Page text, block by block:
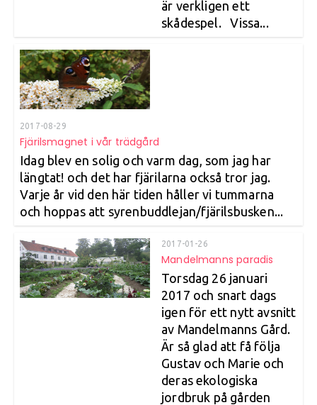
är verkligen ett
skådespel. Vissa...
2017-08-29
Fjärilsmagnet i vår trädgård
Idag blev en solig och varm dag, som jag har
längtat! och det har fjärilarna också tror jag.
Varje år vid den här tiden håller vi tummarna
och hoppas att syrenbuddlejan/fjärilsbusken...
2017-01-26
Mandelmanns paradis
Torsdag 26 januari
2017 och snart dags
igen för ett nytt avsnitt
av Mandelmanns Gård.
Är så glad att få följa
Gustav och Marie och
deras ekologiska
jordbruk på gården